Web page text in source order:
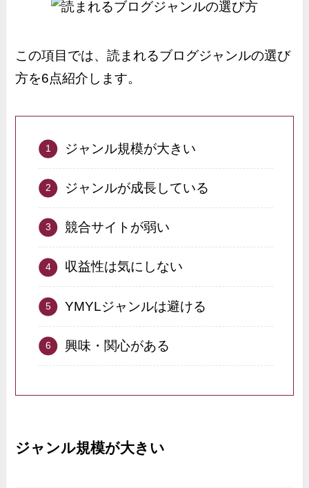
この項目では、読まれるブログジャンルの選び
方を6点紹介します。
ジャンル規模が大きい
ジャンルが成長している
競合サイトが弱い
収益性は気にしない
YMYLジャンルは避ける
興味・関心がある
ジャンル規模が大きい